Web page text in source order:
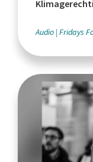
Audio Fridays